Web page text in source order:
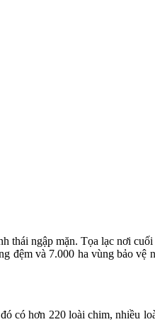
thái ngập mặn. Tọa lạc nơi
đệm và 7.000 ha vùng bảo vệ
có hơn 220 loài chim, nhiều